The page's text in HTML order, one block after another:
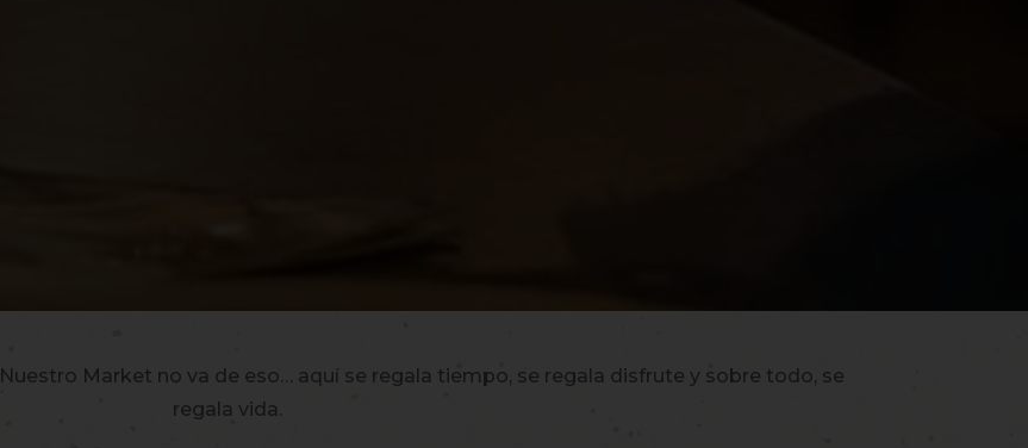
Nuestro Market no va de eso… aquí se regala tiempo, se regala disfrute y sobre todo, se
regala vida.